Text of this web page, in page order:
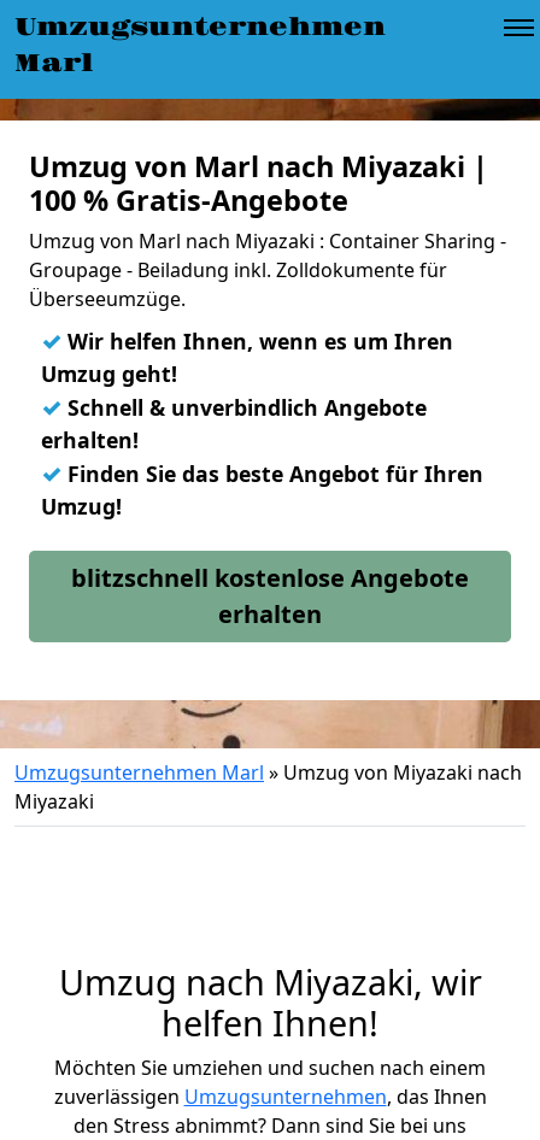
Umzugsunternehmen
Marl
Umzug von Marl nach Miyazaki |
100 % Gratis-Angebote
Umzug von Marl nach Miyazaki : Container Sharing -
Groupage - Beiladung inkl. Zolldokumente für
Überseeumzüge.
✓ Wir helfen Ihnen, wenn es um Ihren
Umzug geht!
✓ Schnell & unverbindlich Angebote
erhalten!
✓ Finden Sie das beste Angebot für Ihren
Umzug!
blitzschnell kostenlose Angebote
erhalten
Umzugsunternehmen Marl » Umzug von Miyazaki nach
Miyazaki
Umzug nach Miyazaki, wir
helfen Ihnen!
Möchten Sie umziehen und suchen nach einem
zuverlässigen Umzugsunternehmen, das Ihnen
den Stress abnimmt? Dann sind Sie bei uns